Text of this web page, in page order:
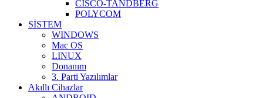
CISCO-TANDBERG
POLYCOM
SİSTEM
WINDOWS
Mac OS
LINUX
Donanım
3. Parti Yazılımlar
Akıllı Cihazlar